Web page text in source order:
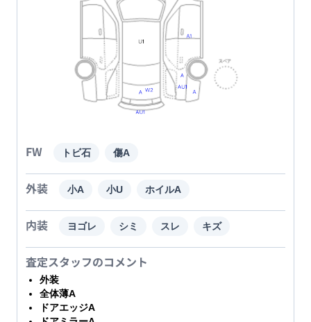
FW トビ石 傷A
外装 小A 小U ホイルA
内装 ヨゴレ シミ スレ キズ
査定スタッフのコメント
外装
全体薄A
ドアエッジA